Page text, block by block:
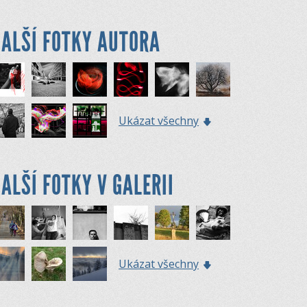
FOTKY AUTORA
Ukázat všechny
FOTKY V GALERII
Ukázat všechny